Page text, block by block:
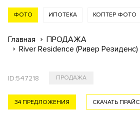
ФОТО ИПОТЕКА КОПТЕР ФОТО
Главная
ПРОДАЖА
River Residence (Ривер Резиденс)
ID:547218 ПРОДАЖА
СКАЧАТЬ ПРАЙС
34 ПРЕДЛОЖЕНИЯ